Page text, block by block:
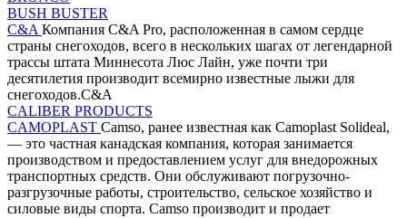
BUSH BUSTER
C&A Компания C&A Pro, расположенная в самом сердце
страны снегоходов, всего в нескольких шагах от легендарной
трассы штата Миннесота Люс Лайн, уже почти три
десятилетия производит всемирно известные лыжи для
снегоходов.C&A
CALIBER PRODUCTS
CAMOPLAST Camso, ранее известная как Camoplast Solideal,
— это частная канадская компания, которая занимается
производством и предоставлением услуг для внедорожных
транспортных средств. Они обслуживают погрузочно-
разгрузочные работы, строительство, сельское хозяйство и
силовые виды спорта. Camso производит и продает